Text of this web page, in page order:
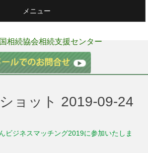
メニュー
相続協会相続支援センター
ョット 2019-09-24
ビジネスマッチング2019に参加いたしま